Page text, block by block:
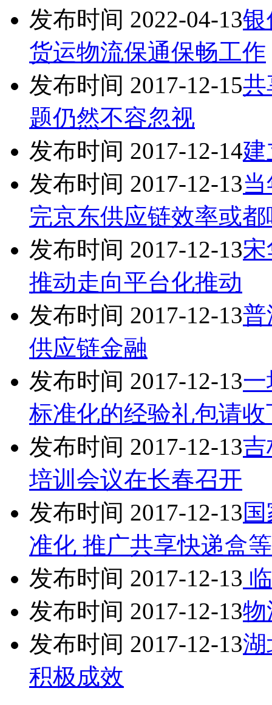
发布时间 2022-04-13银
货运物流保通保畅工作
发布时间 2017-12-15共
题仍然不容忽视
发布时间 2017-12-14
发布时间 2017-12-13
完京东供应链效率或都
发布时间 2017-12-13
推动走向平台化推动
发布时间 2017-12-13普
供应链金融
发布时间 2017-12-13
标准化的经验礼包请收
发布时间 2017-12-13吉
培训会议在长春召开
发布时间 2017-12-13
准化 推广共享快递盒
发布时间 2017-12-13
发布时间 2017-12-13物
发布时间 2017-12-13湖
积极成效